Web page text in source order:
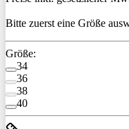
Bitte zuerst eine Größe
Größe:
34
36
38
40